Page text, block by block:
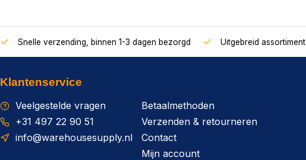
Snelle verzending, binnen 1-3 dagen bezorgd Uitgebreid assortiment
Klantenservice
Veelgestelde vragen
+31 497 22 90 51
info@warehousesupply.nl
Betaalmethoden
Verzenden & retourneren
Contact
Mijn account